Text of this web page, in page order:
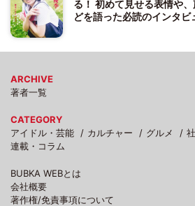
る！ 初めて見せる表情や
どを語った必読のインタビ
ARCHIVE
著者一覧
CATEGORY
アイドル・芸能
カルチャー グルメ
連載・コラム
BUBKA WEBとは
会社概要
著作権/免責事項について